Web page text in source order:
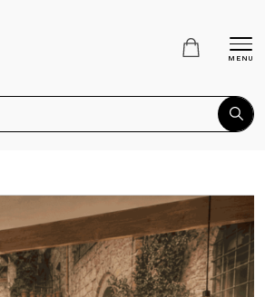
MENU